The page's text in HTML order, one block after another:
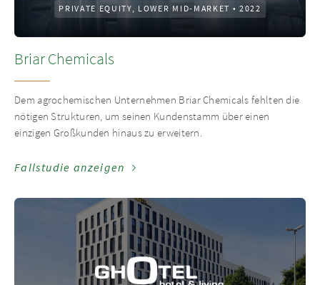
PRIVATE EQUITY, LOWER MID-MARKET • 2022
Briar Chemicals
Dem agrochemischen Unternehmen Briar Chemicals fehlten die
nötigen Strukturen, um seinen Kundenstamm über einen
einzigen Großkunden hinaus zu erweitern.
Fallstudie anzeigen